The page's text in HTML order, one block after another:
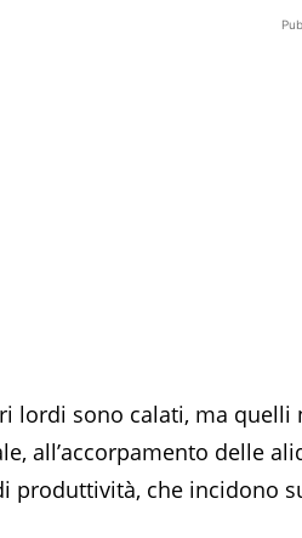
lordi sono calati, ma
all’accorpamento delle
produttività, che incidono